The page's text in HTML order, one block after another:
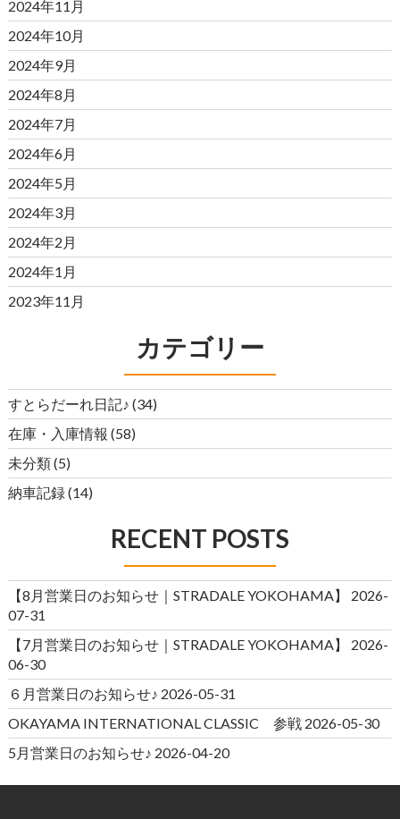
2024年11月
2024年10月
2024年9月
2024年8月
2024年7月
2024年6月
2024年5月
2024年3月
2024年2月
2024年1月
2023年11月
カテゴリー
すとらだーれ日記♪ (34)
在庫・入庫情報 (58)
未分類(5)
納車記録(14)
RECENT POSTS
【8月営業日のお知らせ｜STRADALE YOKOHAMA】
2026-
07-31
【7月営業日のお知らせ｜STRADALE YOKOHAMA】
2026-
06-30
６月営業日のお知らせ♪ 2026-05-31
OKAYAMA INTERNATIONAL CLASSIC 参戦 2026-05-30
5月営業日のお知らせ♪ 2026-04-20